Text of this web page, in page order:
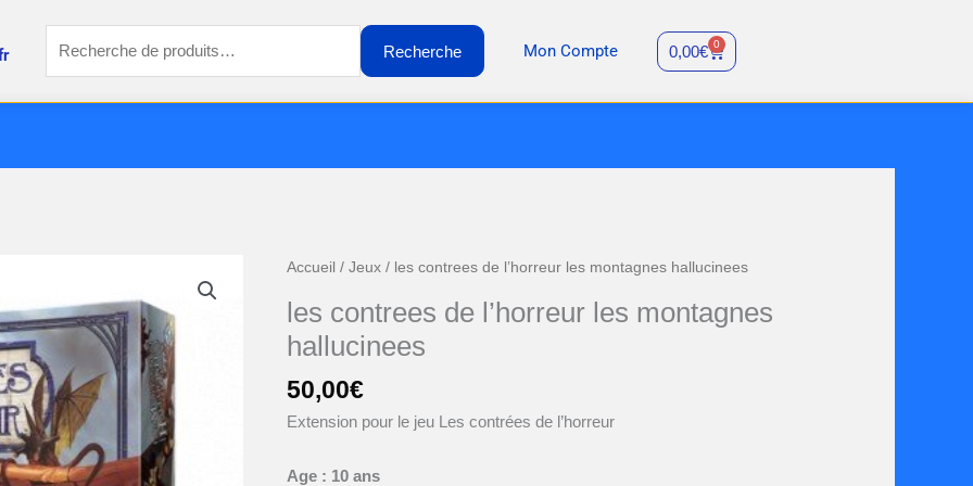
pour :
Recherche Mon Compte 0,00€ 0
Panier
Accueil / Jeux / les contrees de l’horreur les montagnes hallucinees
les contrees de l’horreur les montagnes
hallucinees
50,00€
Extension pour le jeu Les contrées de l’horreur
Age : 10 ans